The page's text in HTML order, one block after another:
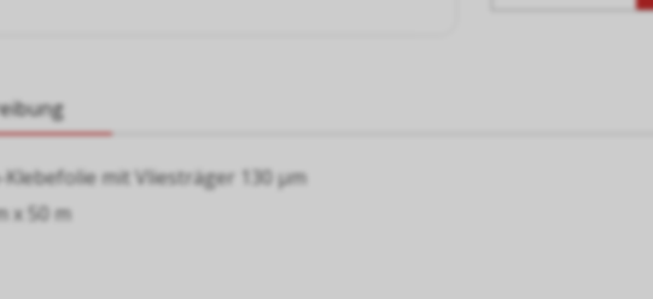
Klebefolie mit Vliesträger 130 µm
x 50 m